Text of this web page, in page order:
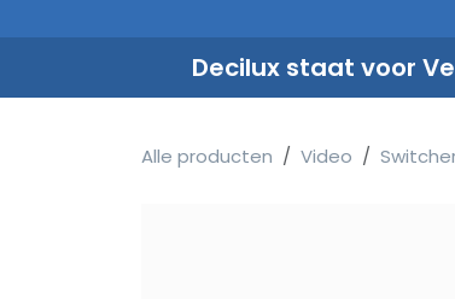
Decilux staat voor
Alle producten Video